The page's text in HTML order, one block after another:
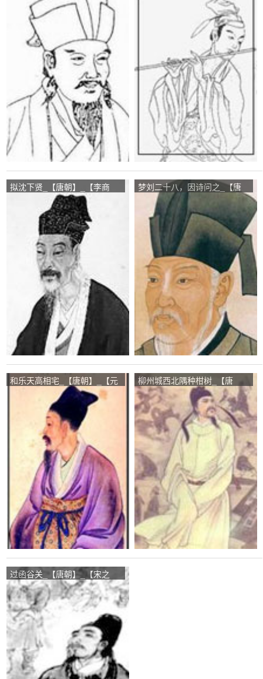
拟沈下贤_【唐朝】_【李商
梦刘二十八，因诗问之_【唐
朝】_【白居易】
和乐天高相宅_【唐朝】_【元
柳州城西北隅种柑树_【唐
朝】_【柳宗元】
过函谷关_【唐朝】_【宋之
问】